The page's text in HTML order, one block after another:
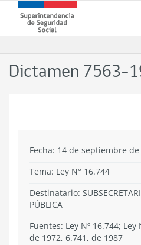
contenido
Superintendencia
de
-
Dictamen 7563-
Fecha: 14 de septiembre de
Tema: Ley N° 16.744
Destinatario:
PÚBLICA
Fuentes: Ley Nº 16.744; Ley
de 1972, 6.741, de 1987